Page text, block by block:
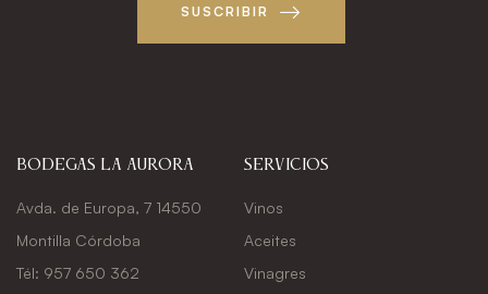
SUSCRIBIR
Bodegas La Aurora
Avda. de Europa, 7 14550
Montilla Córdoba
Tél: 957 650 362
Servicios
Vinos
Aceites
Vinagres